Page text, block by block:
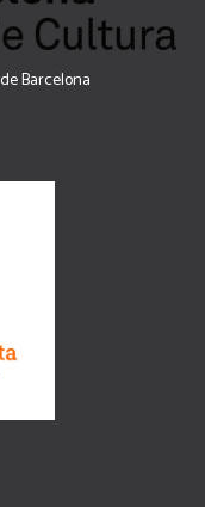
Barcelona